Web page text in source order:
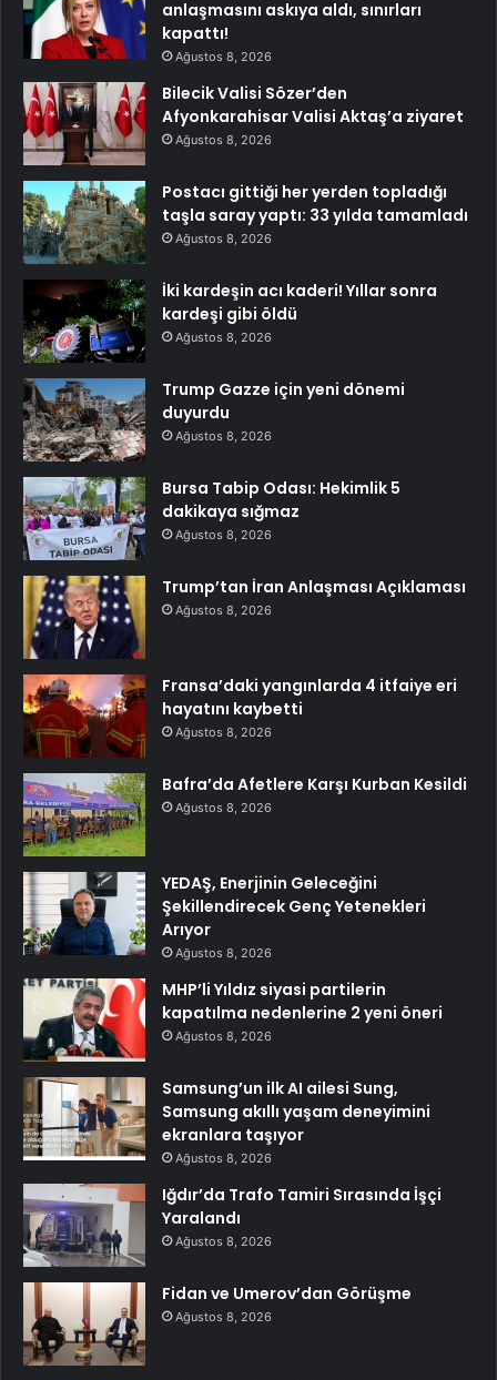
anlaşmasını askıya aldı, sınırları
kapattı!
Ağustos 8, 2026
Bilecik Valisi Sözer’den
Afyonkarahisar Valisi Aktaş’a ziyaret
Ağustos 8, 2026
Postacı gittiği her yerden topladığı
taşla saray yaptı: 33 yılda tamamladı
Ağustos 8, 2026
İki kardeşin acı kaderi! Yıllar sonra
kardeşi gibi öldü
Ağustos 8, 2026
Trump Gazze için yeni dönemi
duyurdu
Ağustos 8, 2026
Bursa Tabip Odası: Hekimlik 5
dakikaya sığmaz
Ağustos 8, 2026
Trump’tan İran Anlaşması Açıklaması
Ağustos 8, 2026
Fransa’daki yangınlarda 4 itfaiye eri
hayatını kaybetti
Ağustos 8, 2026
Bafra’da Afetlere Karşı Kurban Kesildi
Ağustos 8, 2026
YEDAŞ, Enerjinin Geleceğini
Şekillendirecek Genç Yetenekleri
Arıyor
Ağustos 8, 2026
MHP’li Yıldız siyasi partilerin
kapatılma nedenlerine 2 yeni öneri
Ağustos 8, 2026
Samsung’un ilk AI ailesi Sung,
Samsung akıllı yaşam deneyimini
ekranlara taşıyor
Ağustos 8, 2026
Iğdır’da Trafo Tamiri Sırasında İşçi
Yaralandı
Ağustos 8, 2026
Fidan ve Umerov’dan Görüşme
Ağustos 8, 2026